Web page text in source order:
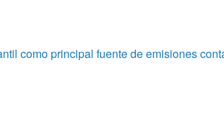
como principal fuente de emisiones